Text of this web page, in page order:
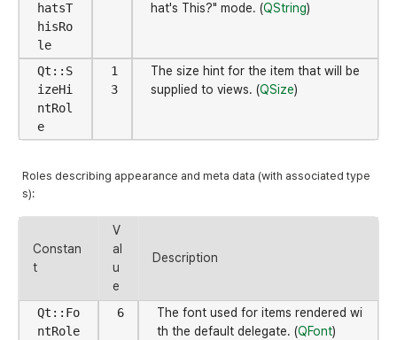
hatsT
hisRo
le
hat's This?" mode. (QString)
Qt::S
izeHi
ntRol
e
1
3
The size hint for the item that will be
supplied to views. (QSize)
Roles describing appearance and meta data (with associated type
s):
Constan
t
V
al
u
e
Description
Qt::Fo
ntRole
6
The font used for items rendered wi
th the default delegate. (QFont)